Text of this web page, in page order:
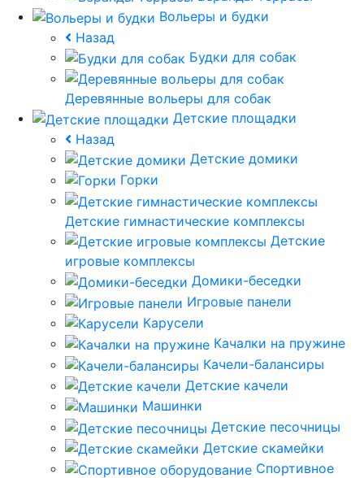
Вольеры и будки
Назад
Будки для собак
Деревянные вольеры для собак
Детские площадки
Назад
Детские домики
Горки
Детские гимнастические комплексы
Детские
игровые комплексы
Домики-беседки
Игровые панели
Карусели
Качалки на пружине
Качели-балансиры
Детские качели
Машинки
Детские песочницы
Детские скамейки
Спортивное